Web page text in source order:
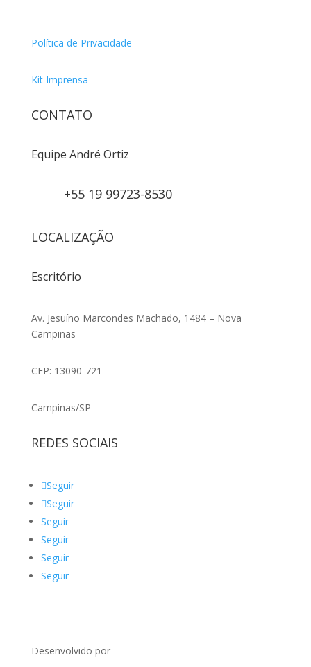
Política de Privacidade
Kit Imprensa
CONTATO
Equipe André Ortiz
+55 19 99723-8530
LOCALIZAÇÃO
Escritório
Av. Jesuíno Marcondes Machado, 1484 – Nova
Campinas
CEP: 13090-721
Campinas/SP
REDES SOCIAIS
Seguir
Seguir
Seguir
Seguir
Seguir
Seguir
Desenvolvido por